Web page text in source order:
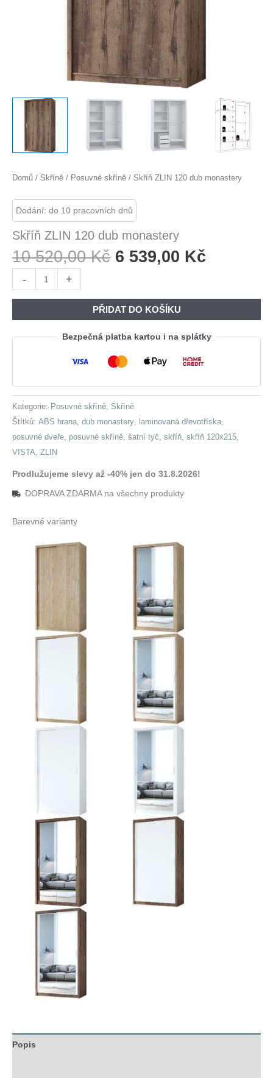
Domů / Skříně / Posuvné skříně / Skříň ZLIN 120 dub monastery
Dodání: do 10 pracovních dnů
Skříň ZLIN 120 dub monastery
10 520,00Kč Původní
10
520,00 Kč.
6 539,00 Kč
539,00
-
ZLIN
dub
monastery
+
PŘIDAT DO KOŠÍKU
Bezpečná platba kartou i na splátky
Kategorie: Posuvné skříně, Skříně
Štítků: ABS hrana, dub monastery, laminovaná dřevotříska,
posuvné dveře, posuvné skříně, šatní tyč, skříň, skříň 120x215,
VISTA, ZLIN
Prodlužujeme slevy až -40% jen do 31.8.2026!
DOPRAVA ZDARMA na všechny produkty
Barevné varianty
Popis